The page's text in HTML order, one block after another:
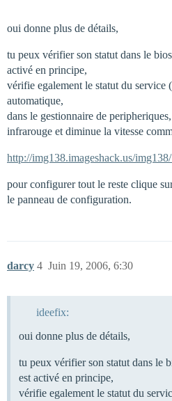
oui donne plus de détails,
tu peux vérifier son statut dans le
activé en principe,
vérifie egalement le statut du service
automatique,
dans le gestionnaire de
infrarouge et diminue la vitesse
http://img138.imageshack.us/
pour configurer tout le reste clique
le panneau de configuration.
darcy Juin 19, 2006, 6:30
4
ideefix:
oui donne plus de détails,
tu peux vérifier son statut dans le
est activé en principe,
vérifie egalement le statut du